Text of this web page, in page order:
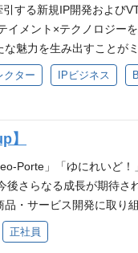
外の周辺施策に関わっ
groupのパーパス『
一緒に体現できる方 自
がら自己成長を実感した
掲げ、VTuberをはじめ
興味 ❐歓迎スキル ・
れに準ずる実務経験（
ニケーション能力 ・
日本の冒険心を』・ミ
献意欲を発揮し、新しい
われる方 ・互いにリス
ック事業室への配属を
た後、ご志向に応じて
のキャリアパスも可能
する新規IP開発および
メント×テクノロジー
な魅力を生み出すことが
画ディレクション ・ラ
作物の進行管理、クオ
手で新たなIPをつくる」
ウトプットの質にこだわ
トマネジメント経験 ・
実務使用経験 ・自走
トを優先し、スピード
ョンに共感できる方 ・
クター IPビジネス
】
Porte」「ゆにれいど
さらなる成長が期待さ
・サービス開発に取り
業計画の策定を通じて
市場調査・競合分析に
正社員